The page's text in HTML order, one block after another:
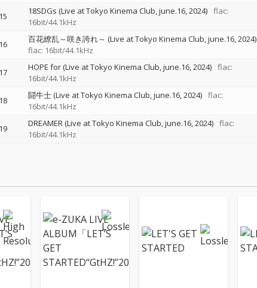
15 18SDGs (Live at Tokyo Kinema Club, june.16, 2024) flac:
16bit/44.1kHz
16
百花繚乱～咲き誇れ～ (Live at Tokyo Kinema Club, june.16, 2024)
flac: 16bit/44.1kHz
17 HOPE for (Live at Tokyo Kinema Club, june.16, 2024) flac:
16bit/44.1kHz
18 闘牛士 (Live at Tokyo Kinema Club, june.16, 2024) flac:
16bit/44.1kHz
19 DREAMER (Live at Tokyo Kinema Club, june.16, 2024) flac:
16bit/44.1kHz